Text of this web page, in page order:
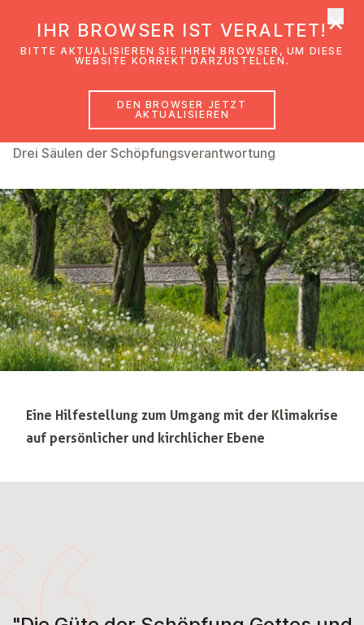
Schöpfungsverantwortung
Drei Säulen der Schöpfungsverantwortung
Eine Hilfestellung zum Umgang mit der Klimakrise
auf persönlicher und kirchlicher Ebene
IHR BROWSER IST VERALTET!
BITTE AKTUALISIEREN SIE IHREN BROWSER, UM DIESE
WEBSITE KORREKT DARZUSTELLEN.
DEN BROWSER JETZT
AKTUALISIEREN
×